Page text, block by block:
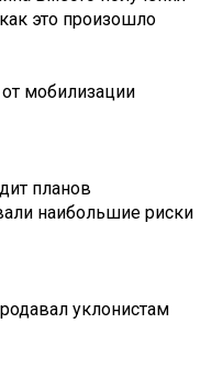
это произошло
мобилизации
планов
наибольшие риски
уклонистам